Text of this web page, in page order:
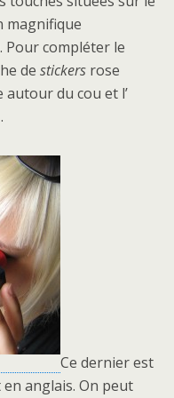
magnifique
Pour compléter le
de stickers rose
du cou et l’
Ce dernier est
anglais. On peut